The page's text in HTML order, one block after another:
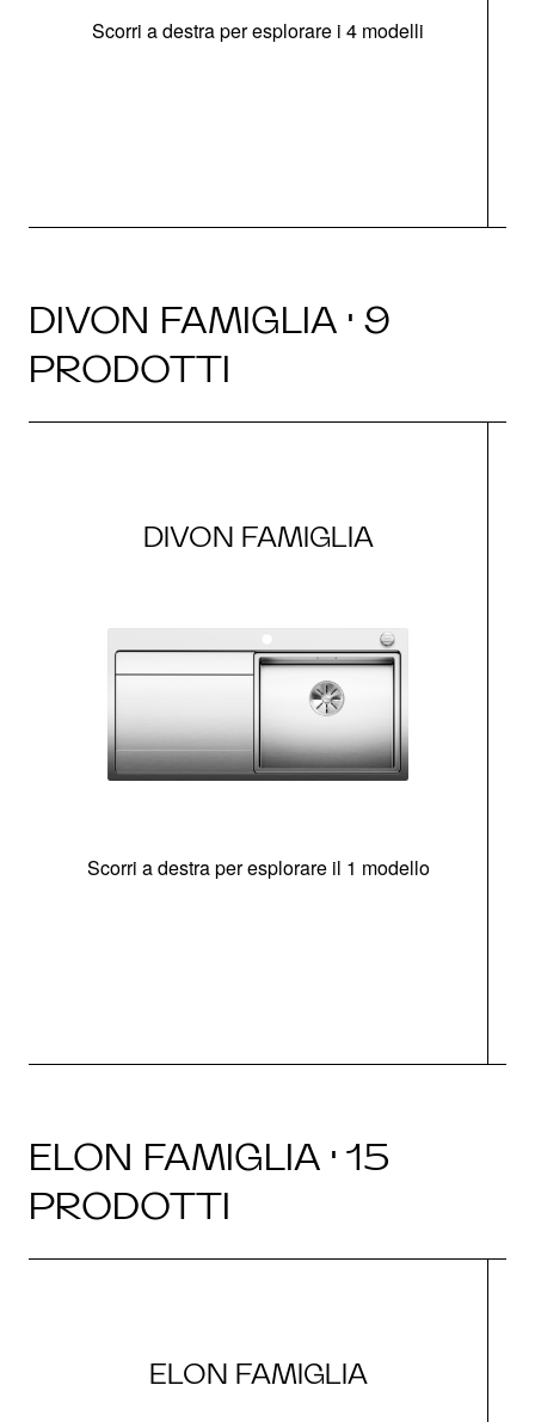
Scorri a destra per esplorare i 4 modelli
DIVON FAMIGLIA · 9
PRODOTTI
DIVON FAMIGLIA
Scorri a destra per esplorare il 1 modello
ELON FAMIGLIA · 15
PRODOTTI
ELON FAMIGLIA